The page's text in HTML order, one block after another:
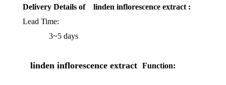
Delivery Details of linden inflorescence extract :
Lead Time:
3~5 days
linden inflorescence extract Function: